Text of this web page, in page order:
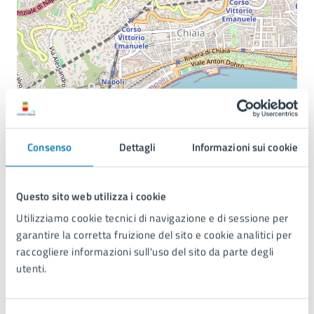
Consenso Dettagli Informazioni sui cookie
Questo sito web utilizza i cookie
Utilizziamo cookie tecnici di navigazione e di sessione per
garantire la corretta fruizione del sito e cookie analitici per
raccogliere informazioni sull'uso del sito da parte degli
utenti.
Date e orari
07
GIU
09:00 - Inizio evento